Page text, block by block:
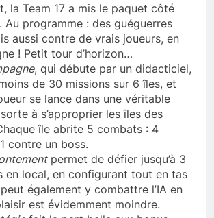
la Team 17 a mis le paquet côté
Au programme : des guéguerres
aussi contre de vrais joueurs, en
! Petit tour d’horizon…
, qui débute par un didacticiel,
de 30 missions sur 6 îles, et
se lance dans une véritable
à s’approprier les îles des
île abrite 5 combats : 4
contre un boss.
permet de défier jusqu’à 3
en local, en configurant tout en tas
également y combattre l’IA en
est évidemment moindre.